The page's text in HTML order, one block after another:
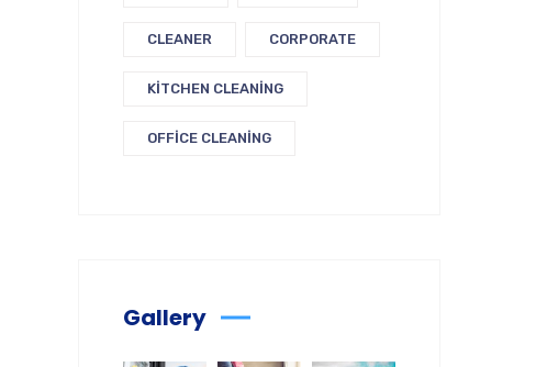
CLEANER CORPORATE
KITCHEN CLEANING
OFFICE CLEANING
Gallery